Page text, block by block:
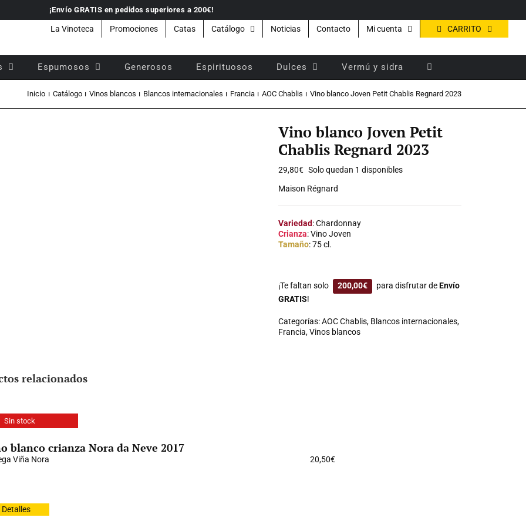
¡Envío GRATIS en pedidos superiores a 200€!
La Vinoteca Promociones Catas Catálogo Noticias Contacto Mi cuenta CARRITO
Espumosos Generosos Espirituosos Dulces Vermú y sidra
Inicio Catálogo Vinos blancos Blancos internacionales Francia AOC Chablis Vino blanco Joven Petit Chablis Regnard 2023
Vino blanco Joven Petit
Chablis Regnard 2023
29,80€ Solo quedan 1 disponibles
Maison Régnard
Variedad: Chardonnay
Crianza: Vino Joven
Tamaño: 75 cl.
¡Te faltan solo 200,00€ para disfrutar deEnvío
GRATIS!
Categorías:AOC Chablis, Blancos internacionales,
Francia,Vinos blancos
relacionados
Sin stock
blanco crianza Nora da Neve 2017
Viña Nora 20,50€
Detalles